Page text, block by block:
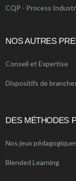
CQP - Process
NOS AUTRES
Conseil et Expertise
Dispositifs de
DES MÉTHODES
Nos jeux
Blended Learning